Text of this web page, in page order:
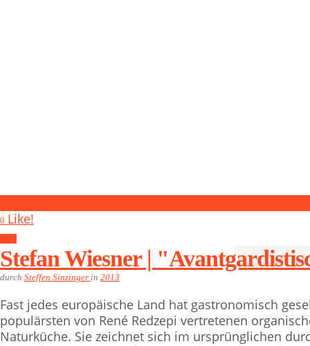
0 Like!
Stefan Wiesner |
durch Steffen Sinzinger in 2013
Fast jedes europäische Land hat gastronomisch
populärsten von René Redzepi vertretenen
Naturküche. Sie zeichnet sich im ursprünglichen